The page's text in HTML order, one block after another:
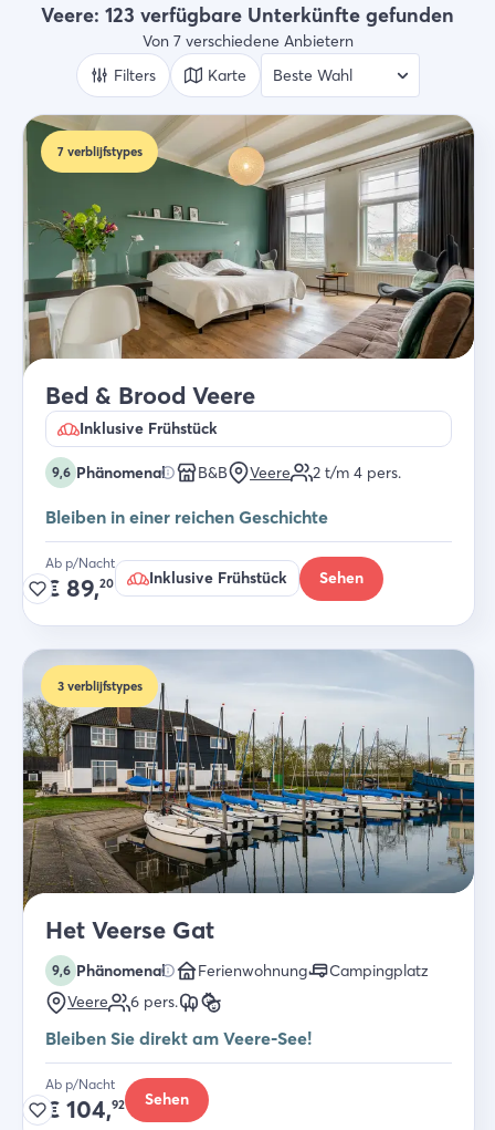
Wer
2 Gäste
Suche
Veere: 123 verfügbare Unterkünfte gefunden
Von 7 verschiedene Anbietern
Filters
Karte
7 verblijfstypes
Bed & Brood Veere
Inklusive Frühstück
9,6 Phänomenal B&B Veere 2 t/m 4 pers.
Bleiben in einer reichen Geschichte
Ab p/Nacht
€ 89,20 Inklusive Frühstück Sehen
3 verblijfstypes
Het Veerse Gat
9,6 Phänomenal Ferienwohnung
Campingplatz
Veere
6 pers.
Bleiben Sie direkt am Veere-See!
Ab p/Nacht
€ 104,92 Sehen